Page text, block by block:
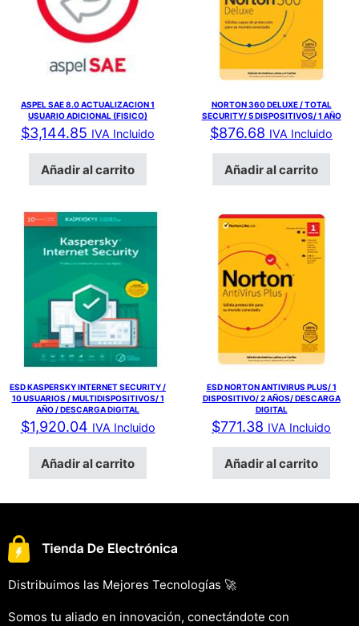
ASPEL SAE 8.0 ACTUALIZACION 1
USUARIO ADICIONAL (FISICO)
$3,144.85 IVA Incluido
Añadir al carrito
NORTON 360 DELUXE / TOTAL
SECURITY/ 5 DISPOSITIVOS/ 1 AÑO
$876.68 IVA Incluido
Añadir al carrito
ESD KASPERSKY INTERNET SECURITY /
10 USUARIOS / MULTIDISPOSITIVOS/ 1
AÑO / DESCARGA DIGITAL
$1,920.04 IVA Incluido
Añadir al carrito
ESD NORTON ANTIVIRUS PLUS/ 1
DISPOSITIVO/ 2 AÑOS/ DESCARGA
DIGITAL
$771.38 IVA Incluido
Añadir al carrito
Distribuimos las Mejores Tecnologías 🚀
Somos tu aliado en innovación, conectándote con